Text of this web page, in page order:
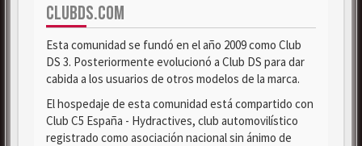
CLUBDS.COM
Esta comunidad se fundó en el año 2009 como Club
DS 3. Posteriormente evolucionó a Club DS para dar
cabida a los usuarios de otros modelos de la marca.
El hospedaje de esta comunidad está compartido con
Club C5 España - Hydractives, club automovilístico
registrado como asociación nacional sin ánimo de